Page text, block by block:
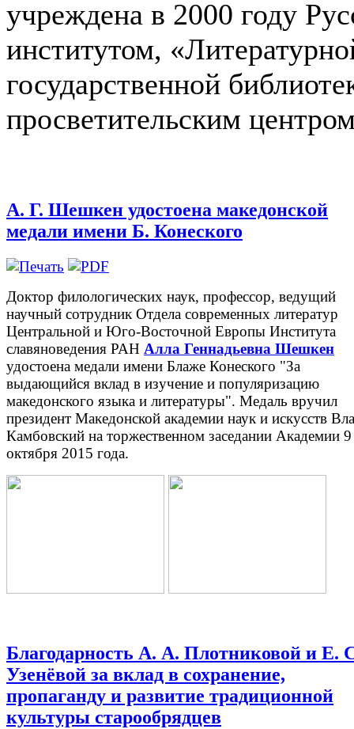
учреждена в 2000 году
институтом,
государственной
просветительским
А. Г. Шешкен удостоена македонской
медали имени Б. Конеского
Доктор филологических наук, профессор, ведущий
научный сотрудник Отдела современных литератур
Центральной и Юго-Восточной Европы Института
славяноведения РАН Алла Геннадьевна Шешкен
удостоена медали имени Блаже Конеского "За
выдающийся вклад в изучение и популяризацию
македонского языка и литературы". Медаль вручил
президент Македонской академии наук и искусств
Камбовский на торжественном заседании Академии 9
октября 2015 года.
Благодарность А. А. Плотниковой и Е.
Узенёвой за вклад в сохранение,
пропаганду и развитие традиционной
культуры старообрядцев